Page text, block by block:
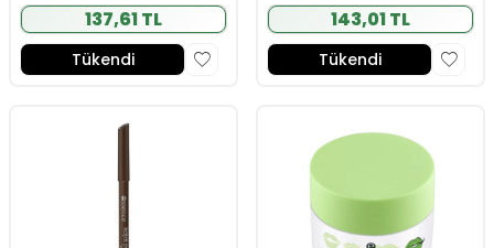
137,61 TL
Tükendi
143,01 TL
Tükendi